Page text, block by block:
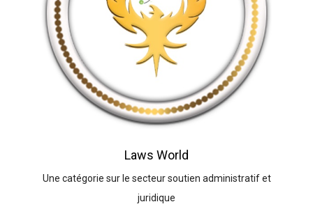
Laws World
Une catégorie sur le secteur soutien administratif et
juridique